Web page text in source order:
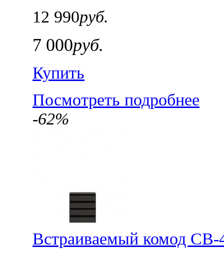
12 990руб.
7 000руб.
Купить
Посмотреть подробнее
-62%
Встраиваемый комод